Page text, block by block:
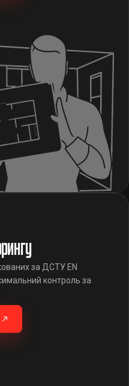
за ДСТУ EN
контроль за